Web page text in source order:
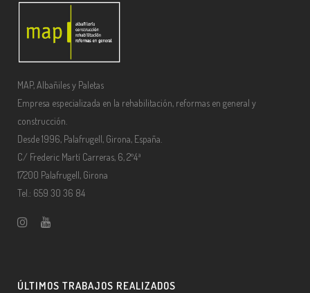
MAP, Albañiles y Paletas
Empresa especializada en la rehabilitación, reformas en general y
construcción.
Desde 1996, Palafrugell, Girona, España.
C/ Frederic Martí Carreras, 6, 2º4ª
17200 Palafrugell, Girona
Tel.: 659 30 36 84
ÚLTIMOS TRABAJOS REALIZADOS